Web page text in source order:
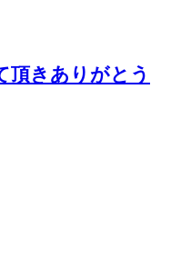
頂きありがとう